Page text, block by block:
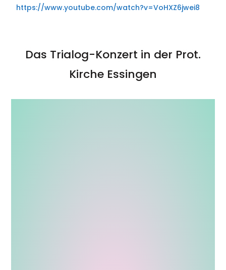
https://www.youtube.com/watch?v=VoHXZ6jwei8
Das Trialog-Konzert in der Prot.
Kirche Essingen